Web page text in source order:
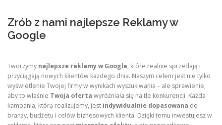
Zrób z nami najlepsze Reklamy w
Google
Tworzymy najlepsze reklamy w Google, które realnie sprzedają i
przyciągają nowych klientów każdego dnia. Naszym celem jest nie tylko
wyświetlenie Twojej firmy w wynikach wyszukiwania – ale sprawienie,
aby to właśnie Twoja oferta wyróżniała się na tle konkurencji. Każda
kampania, którą realizujemy, jest indywidualnie dopasowana do
branży, budżetu i celów biznesowych klienta. Dzięki temu inwestujesz w